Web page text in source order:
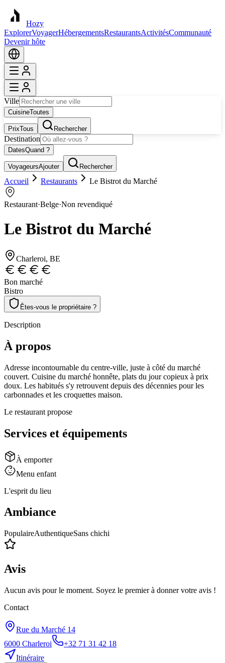
Hozy
ExplorerVoyagerHébergementsRestaurantsActivitésCommunauté
Devenir hôte
Ville
CuisineToutes
PrixTous Rechercher
Destination
DatesQuand ?
VoyageursAjouter Rechercher
Accueil Restaurants Le Bistrot du Marché
Restaurant·Belge·Non revendiqué
Le Bistrot du Marché
Charleroi, BE
Bon marché
Bistro
Êtes-vous le propriétaire ?
Description
À propos
Adresse incontournable du centre-ville, juste à côté du marché
couvert. Cuisine du marché honnête, plats du jour copieux à prix
doux. Les habitués s'y retrouvent depuis des décennies pour les
carbonnades et les croquettes maison.
Le restaurant propose
Services et équipements
À emporter
Menu enfant
L'esprit du lieu
Ambiance
PopulaireAuthentiqueSans chichi
Avis
Aucun avis pour le moment. Soyez le premier à donner votre avis !
Contact
Rue du Marché 14
6000 Charleroi
+32 71 31 42 18
Itinéraire